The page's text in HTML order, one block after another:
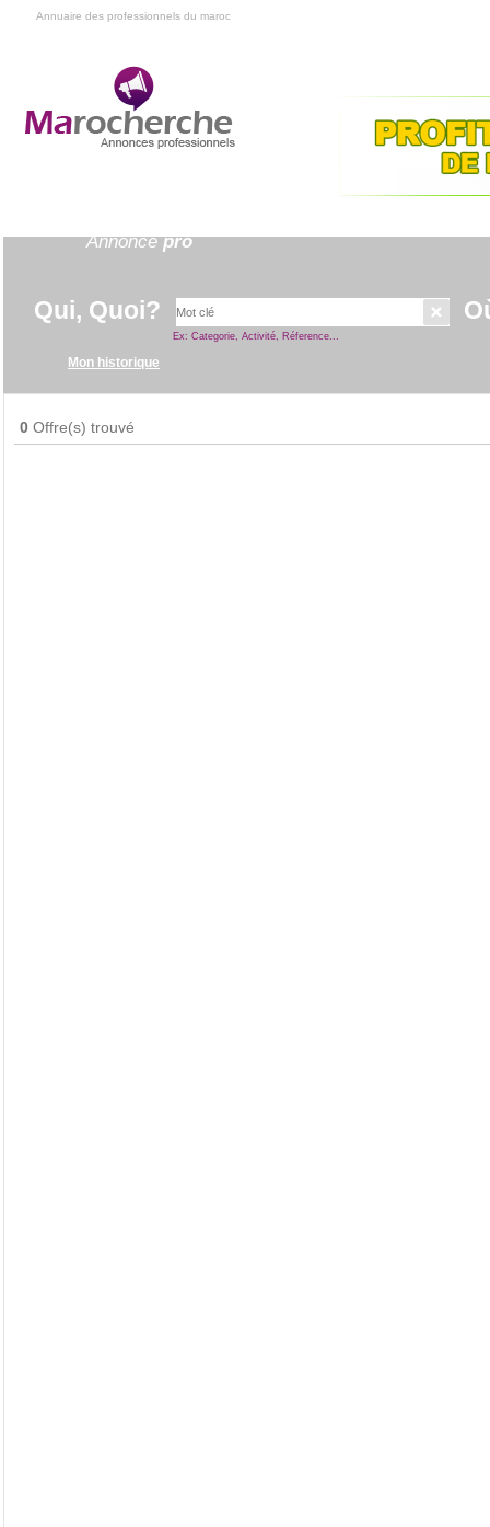
Annuaire des professionnels du maroc
Annoncepro
Qui, Quoi?
Ex: Categorie, Activité, Réference...
Mon historique
0 Offre(s) trouvé